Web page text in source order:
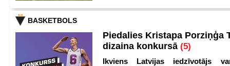
BASKETBOLS
Piedalies Kristapa Porziņģa
dizaina konkursā (5)
Ikviens Latvijas iedzīvotājs